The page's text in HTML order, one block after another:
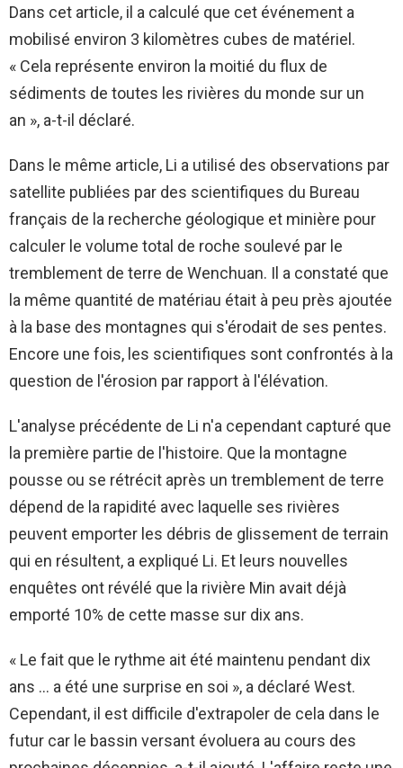
Dans cet article, il a calculé que cet événement a
mobilisé environ 3 kilomètres cubes de matériel.
« Cela représente environ la moitié du flux de
sédiments de toutes les rivières du monde sur un
an », a-t-il déclaré.
Dans le même article, Li a utilisé des observations par
satellite publiées par des scientifiques du Bureau
français de la recherche géologique et minière pour
calculer le volume total de roche soulevé par le
tremblement de terre de Wenchuan. Il a constaté que
la même quantité de matériau était à peu près ajoutée
à la base des montagnes qui s'érodait de ses pentes.
Encore une fois, les scientifiques sont confrontés à la
question de l'érosion par rapport à l'élévation.
L'analyse précédente de Li n'a cependant capturé que
la première partie de l'histoire. Que la montagne
pousse ou se rétrécit après un tremblement de terre
dépend de la rapidité avec laquelle ses rivières
peuvent emporter les débris de glissement de terrain
qui en résultent, a expliqué Li. Et leurs nouvelles
enquêtes ont révélé que la rivière Min avait déjà
emporté 10% de cette masse sur dix ans.
« Le fait que le rythme ait été maintenu pendant dix
ans … a été une surprise en soi », a déclaré West.
Cependant, il est difficile d'extrapoler de cela dans le
futur car le bassin versant évoluera au cours des